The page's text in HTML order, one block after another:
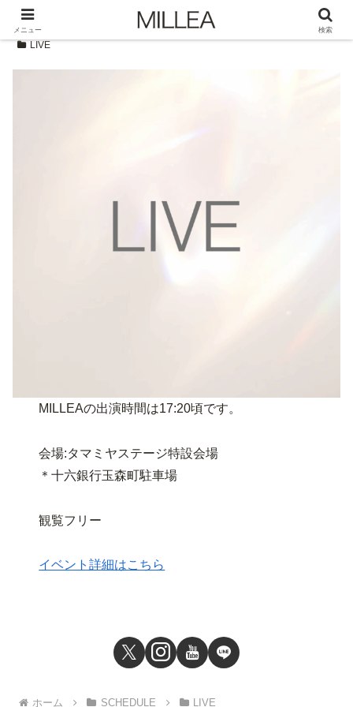
LIVE
MILLEAの出演時間は17:20頃です。
会場:タマミヤステージ特設会場
＊十六銀行玉森町駐車場
観覧フリー
イベント詳細はこちら
ホーム SCHEDULE LIVE
メニュー 検索